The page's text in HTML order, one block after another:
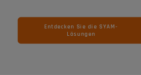
Entdecken Sie die SYAM-
Lösungen